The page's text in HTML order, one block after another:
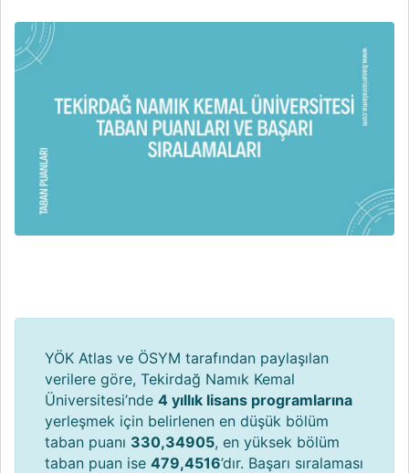
YÖK Atlas ve ÖSYM tarafından paylaşılan
verilere göre, Tekirdağ Namık Kemal
Üniversitesi’nde 4 yıllık lisans programlarına
yerleşmek için belirlenen en düşük bölüm
taban puanı 330,34905, en yüksek bölüm
taban puan ise 479,4516’dır. Başarı sıralaması